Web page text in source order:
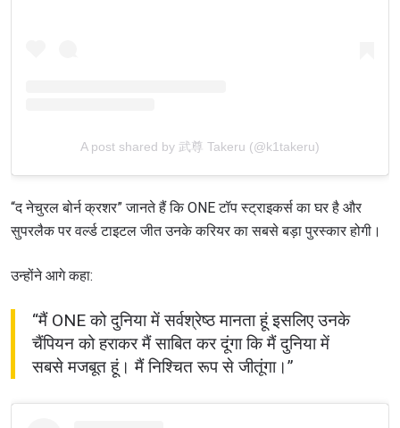
A post shared by 武尊 Takeru (@k1takeru)
“द नेचुरल बोर्न क्रशर” जानते हैं कि ONE टॉप स्ट्राइकर्स का घर है और
सुपरलैक पर वर्ल्ड टाइटल जीत उनके करियर का सबसे बड़ा पुरस्कार होगी।
उन्होंने आगे कहा:
“मैं ONE को दुनिया में सर्वश्रेष्ठ मानता हूं इसलिए उनके
चैंपियन को हराकर मैं साबित कर दूंगा कि मैं दुनिया में
सबसे मजबूत हूं। मैं निश्चित रूप से जीतूंगा।”